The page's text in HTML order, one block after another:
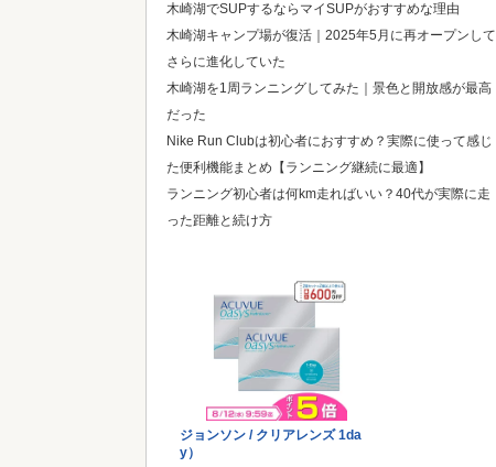
木崎湖でSUPするならマイSUPがおすすめな理由
木崎湖キャンプ場が復活｜2025年5月に再オープンして
さらに進化していた
木崎湖を1周ランニングしてみた｜景色と開放感が最高
だった
Nike Run Clubは初心者におすすめ？実際に使って感じ
た便利機能まとめ【ランニング継続に最適】
ランニング初心者は何km走ればいい？40代が実際に走
った距離と続け方